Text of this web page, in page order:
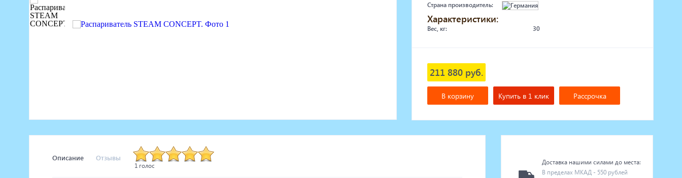
Маникюрное оборудование
Педикюрное оборудование
Массажное и SPA оборудование
Страна производитель:
Характеристики:
Вес, кг: 30
211 880 руб.
В корзину Купить в 1 клик Рассрочка
Описание Отзывы
1 голос
Доставка нашими силами до места:
В пределах МКАД - 550 рублей